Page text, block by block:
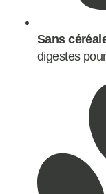
Sans
digestes